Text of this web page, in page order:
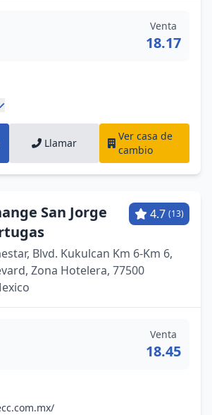
Venta
18.17
Llamar
Ver casa de
cambio
San Jorge
4.7 (13)
Blvd. Kukulcan Km 6-Km 6,
Zona Hotelera, 77500
Venta
18.45